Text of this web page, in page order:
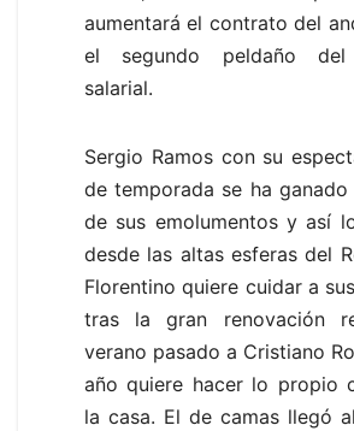
aumentará el contrato del
el segundo peldaño del
salarial.
Sergio Ramos con su
de temporada se ha ganado
de sus emolumentos y así
desde las altas esferas del
Florentino quiere cuidar a
tras la gran renovación
verano pasado a Cristiano
año quiere hacer lo propio
la casa. El de camas llegó